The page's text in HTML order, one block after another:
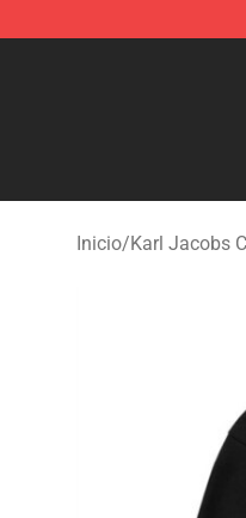
Karl Jacobs Store
Inicio/Karl Jacobs